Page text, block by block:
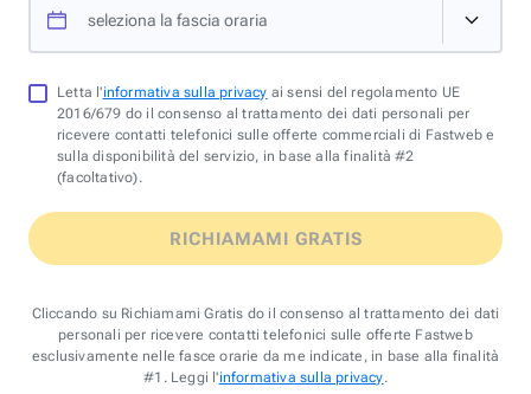
seleziona la fascia oraria
Letta l'informativa sulla privacy ai sensi del regolamento UE
2016/679 do il consenso al trattamento dei dati personali per
ricevere contatti telefonici sulle offerte commerciali di Fastweb e
sulla disponibilità del servizio, in base alla finalità #2
(facoltativo).
RICHIAMAMI GRATIS
Cliccando su Richiamami Gratis do il consenso al trattamento dei dati
personali per ricevere contatti telefonici sulle offerte Fastweb
esclusivamente nelle fasce orarie da me indicate, in base alla finalità
#1. Leggi l'informativa sulla privacy.